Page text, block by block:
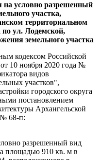
на условно разрешенный
участка,
территориальном
по ул. Лодемской,
земельного участка
кодексом Российской
10 ноября 2020 года №
видов
участков",
городского округа
постановлением
Архангельской
№ 68-п:
разрешенный вид
площадью 910 кв. м в